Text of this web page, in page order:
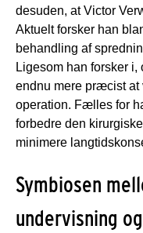
desuden, at Victor
Aktuelt forsker han
behandling af
Ligesom han forsker
endnu mere præcist at
operation. Fælles for
forbedre den
minimere
Symbiosen
undervisning